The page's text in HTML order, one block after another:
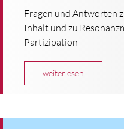
Fragen und Antworten
Inhalt und zu
Partizipation
weiterlesen